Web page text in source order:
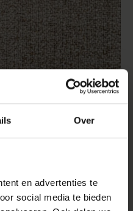
Over
en advertenties te
social media te bieden
109 | DESERT